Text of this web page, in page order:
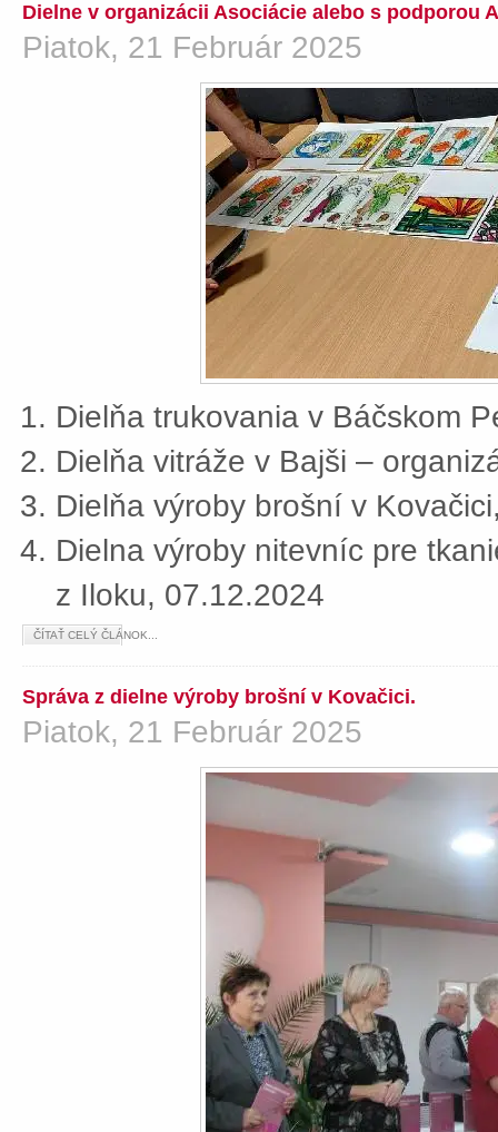
Dielne v organizácii Asociácie alebo s podporou
Piatok, 21 Február 2025
Dielňa trukovania v Báčskom
Dielňa vitráže v Bajši –
Dielňa výroby brošní v
Dielna výroby nitevníc pre
z Iloku, 07.12.2024
ČÍTAŤ CELÝ ČLÁNOK...
Správa z dielne výroby brošní v Kovačici.
Piatok, 21 Február 2025